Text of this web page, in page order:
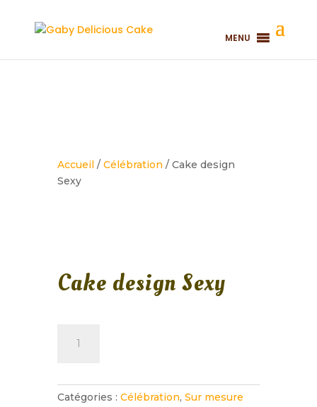
MENU
Accueil/ Célébration / Cake design
Sexy
Cake design Sexy
Sexy
Catégories : Célébration, Sur mesure